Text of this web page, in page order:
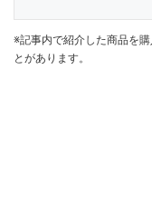
※記事内で紹介した商品を
とがあります。